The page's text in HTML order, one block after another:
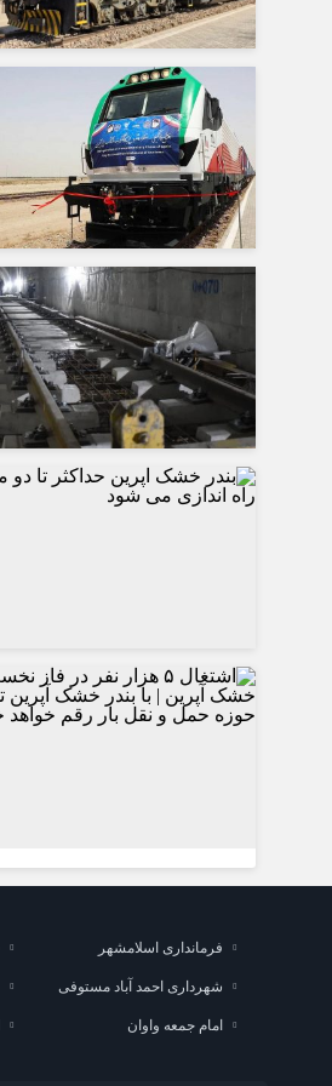
فرمانداری اسلامشهر
شهرداری احمد آباد مستوفی
امام جمعه واوان